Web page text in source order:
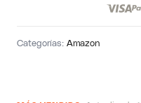
Categorías:Amazon